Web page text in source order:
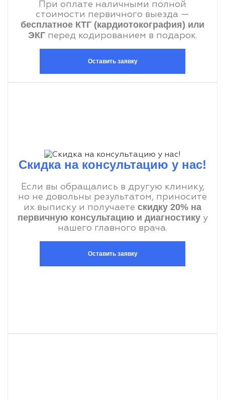
При оплате наличными полной
стоимости первичного выезда —
бесплатное КТГ (кардиотокография) или
ЭКГперед кодированием в подарок.
Оставить заявку
Скидка на консультацию у нас!
Если вы обращались в другую клинику,
но не довольны результатом, приносите
их выписку и получаете скидку 20% на
первичную консультацию и диагностикуу
нашего главного врача.
Оставить заявку